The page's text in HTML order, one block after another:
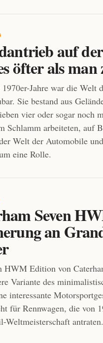
auf
öfter als
Jahre war die Welt
Sie bestand aus
vier oder sogar noch
Schlamm arbeiteten, auf
Welt der Automobile
eine Rolle.
Seven
an
HWM Edition von
Variante des
interessante
für Rennwagen, die von
Weltmeisterschaft antraten.